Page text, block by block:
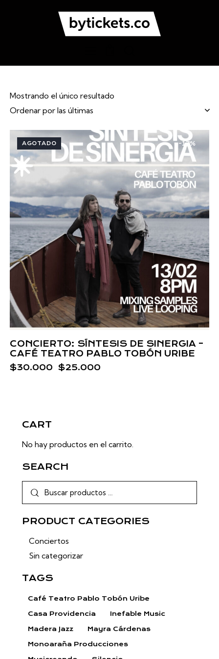
Mostrando el único resultado
AGOTADO -17%
CONCIERTO: SÍNTESIS DE SINERGIA –
CAFÉ TEATRO PABLO TOBÓN URIBE
$30.000 $25.000
CART
No hay productos en el carrito.
SEARCH
PRODUCT CATEGORIES
Conciertos
Sin categorizar
TAGS
Café Teatro Pablo Tobón Uribe
Casa Providencia Inefable Music
Madera Jazz Mayra Cárdenas
Monoaraña Producciones